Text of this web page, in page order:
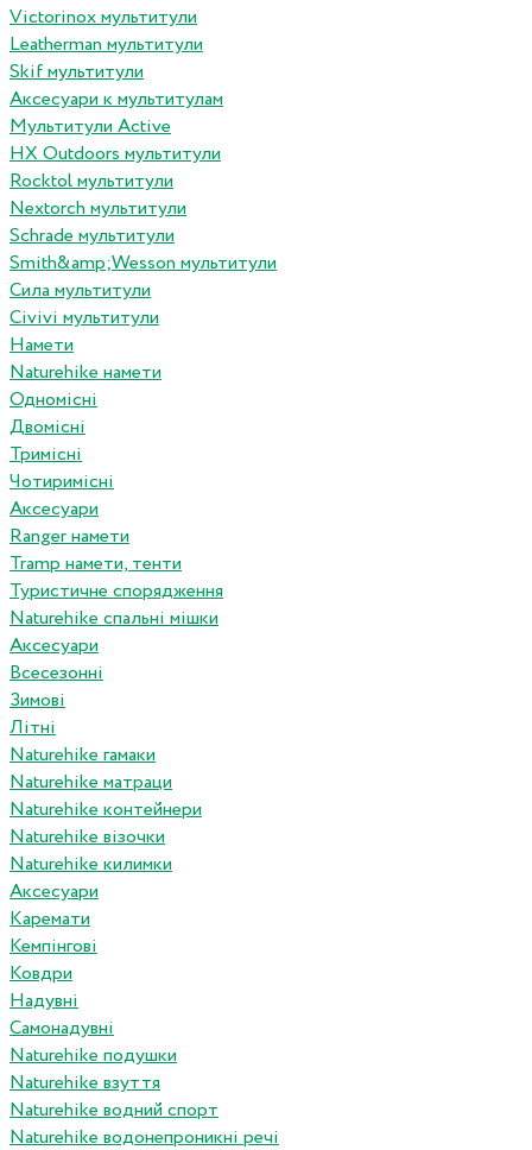
Victorinox мультитули
Leatherman мультитули
Skif мультитули
Аксесуари к мультитулам
Мультитули Active
HX Outdoors мультитули
Rocktol мультитули
Nextorch мультитули
Schrade мультитули
Smith&amp;Wesson мультитули
Сила мультитули
Civivi мультитули
Намети
Naturehike намети
Одномісні
Двомісні
Тримісні
Чотиримісні
Аксесуари
Ranger намети
Tramp намети, тенти
Туристичне спорядження
Naturehike спальні мішки
Аксесуари
Всесезонні
Зимові
Літні
Naturehike гамаки
Naturehike матраци
Naturehike контейнери
Naturehike візочки
Naturehike килимки
Аксесуари
Каремати
Кемпінгові
Ковдри
Надувні
Самонадувні
Naturehike подушки
Naturehike взуття
Naturehike водний спорт
Naturehike водонепроникні речі